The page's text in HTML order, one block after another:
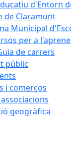
d'Entorn
de Claramunt
Municipal
per a
de carrers
públic
i comerços
geogràfica